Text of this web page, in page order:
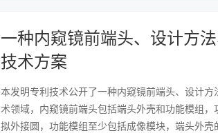
一种内窥镜前端头、设计方
技术方案
本发明专利技术公开了一种内窥镜前端头、设计
术领域，内窥镜前端头包括端头外壳和功能模组
拟外接圆，功能模组至少包括成像模块，端头外